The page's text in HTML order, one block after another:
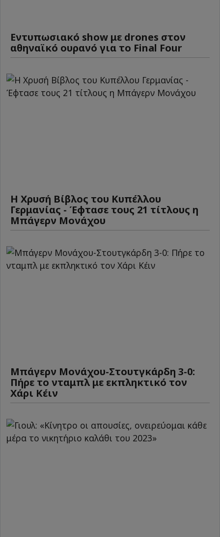
Εντυπωσιακό show με drones στον
αθηναϊκό ουρανό για το Final Four
Η Χρυσή Βίβλος του Κυπέλλου
Γερμανίας - Έφτασε τους 21 τίτλους η
Μπάγερν Μονάχου
Μπάγερν Μονάχου-Στουτγκάρδη 3-0:
Πήρε το νταμπλ με εκπληκτικό τον
Χάρι Κέιν